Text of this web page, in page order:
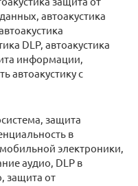
автоакустика
DLP, автоакустика
информации,
автоакустику с
защита
в
электроники,
аудио, DLP в
защита от